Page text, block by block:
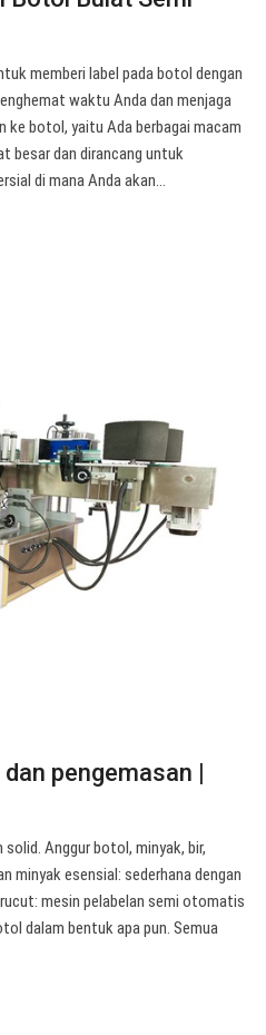
memberi label pada botol dengan
waktu Anda dan menjaga
botol, yaitu Ada berbagai macam
besar dan dirancang untuk
di mana Anda akan…
pengemasan |
Anggur botol, minyak, bir,
minyak esensial: sederhana dengan
mesin pelabelan semi otomatis
dalam bentuk apa pun. Semua